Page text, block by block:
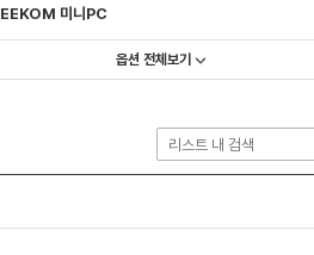
미니PC
옵션 전체보기